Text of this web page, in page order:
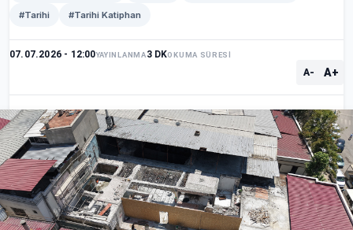
#Tarihi #Tarihi Katiphan
07.07.2026 - 12:00YAYINLANMA3 DKOKUMA SÜRESİ
A- A+